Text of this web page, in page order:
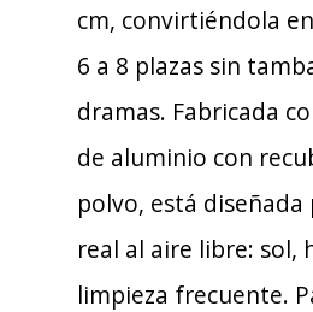
cm, convirtiéndola
6 a 8 plazas sin
dramas. Fabricada
de aluminio con
polvo, está diseñada
real al aire libre: sol,
limpieza frecuente.